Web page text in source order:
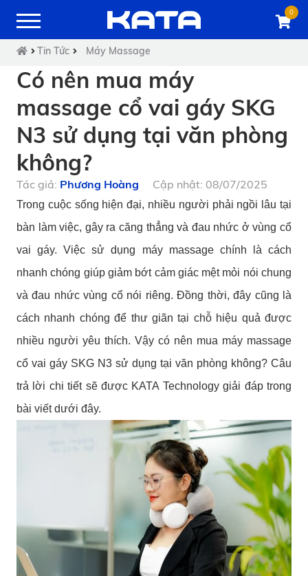
0
Tin Tức Máy Massage
Có nên mua máy
massage cổ vai gáy SKG
N3 sử dụng tại văn phòng
không?
Tác giả: Phương Hoàng Cập nhật: 08/07/2025
Trong cuộc sống hiện đại, nhiều người phải ngồi lâu tại
bàn làm việc, gây ra căng thẳng và đau nhức ở vùng cổ
vai gáy. Việc sử dụng máy massage chính là cách
nhanh chóng giúp giảm bớt cảm giác mệt mỏi nói chung
và đau nhức vùng cổ nói riêng. Đồng thời, đây cũng là
cách nhanh chóng để thư giãn tại chỗ hiệu quả được
nhiều người yêu thích. Vậy có nên mua máy massage
cổ vai gáy SKG N3 sử dụng tại văn phòng không? Câu
trả lời chi tiết sẽ được KATA Technology giải đáp trong
bài viết dưới đây.